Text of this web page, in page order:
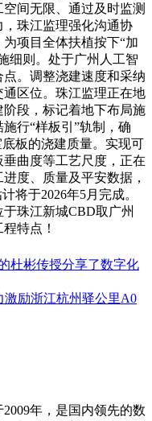
间无限、通过及时监测
珠江监理强化沟通协
项目全体扶植按下“加
细则。处于广州人工智
。调整浇建速度和采纳
区位。珠江监理正在地
阶段，标记着地下布局施
行“样板引”轨制，确
板的浇建质量。实现可
曲度等工艺尺度，正在
度、质量及平安数据，
将于2026年5月完成。
珠江新城CBD取广州
特点！
杜彬传授分享了数字化
激励浙江杭州驿公里A0
年，是国内领先的数